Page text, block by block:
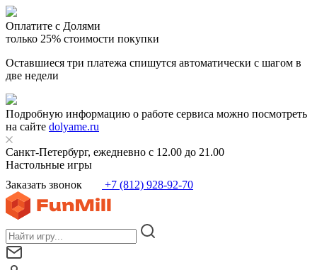
Оплатите с Долями
только 25% стоимости покупки
Оставшиеся три платежа спишутся автоматически с шагом в
две недели
Подробную информацию о работе сервиса можно посмотреть
на сайте dolyame.ru
Санкт-Петербург, ежедневно с 12.00 до 21.00
Настольные игры
Заказать звонок
+7 (812) 928-92-70